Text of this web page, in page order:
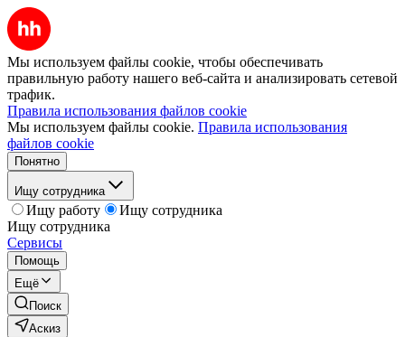
Мы используем файлы cookie, чтобы обеспечивать
правильную работу нашего веб-сайта и анализировать сетевой
трафик.
Правила использования файлов cookie
Мы используем файлы cookie. Правила использования
файлов cookie
Понятно
Ищу сотрудника
Ищу работу
Ищу сотрудника
Ищу сотрудника
Сервисы
Помощь
Ещё
Поиск
Аскиз